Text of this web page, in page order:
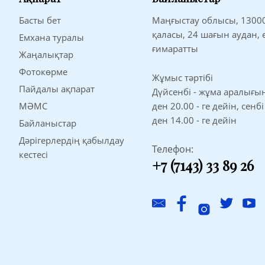
Басты бет
Емхана туралы
Жаңалықтар
Фотокөрме
Пайдалы ақпарат
МӘМС
Байланыстар
Дәрігерлердің қабылдау
кестесі
Маңғыстау облысы,
қаласы, 24 шағын аудан,
ғимаратты
Жұмыс тәртібі
Дүйсенбі - жұма
ден 20.00 - ге дейін,
ден 14.00 - ге дейін
Телефон:
+7 (7143) 33 89 26